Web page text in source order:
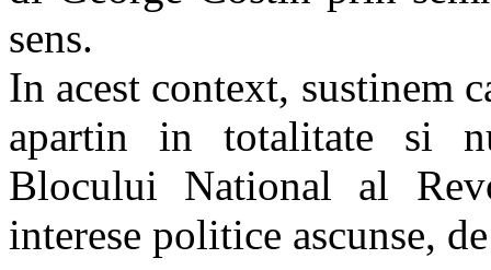
sens.
In acest context, sustinem
apartin in totalitate si
Blocului National al
interese politice ascunse,